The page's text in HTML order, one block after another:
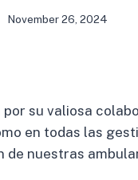
November 26, 2024
su valiosa
en todas las
de nuestras